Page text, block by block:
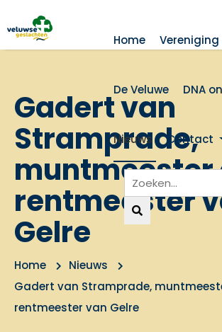
Home Vereniging
De Veluwe DNA
Nieuws Contact
Gadert van
Stramprade,
muntmeester
rentmeester
Gelre
Home
Nieuws
Gadert van Stramprade,
rentmeester van Gelre